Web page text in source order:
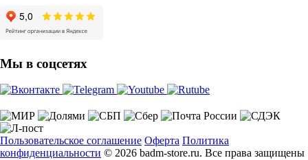
Мы в соцсетях
Пользовательское соглашение Оферта Политика
конфиденциальности © 2026 badm-store.ru. Все права защищены